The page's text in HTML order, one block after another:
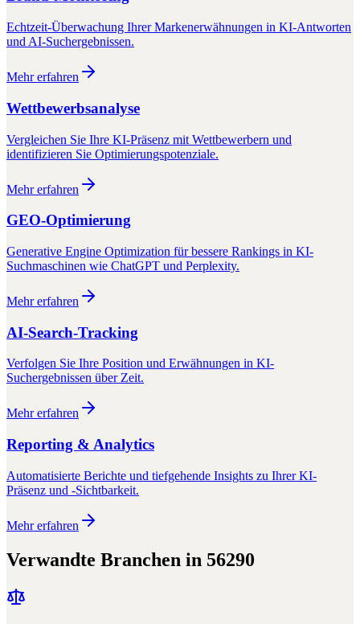
Echtzeit-Überwachung Ihrer Markenerwähnungen in KI-Antworten
und AI-Suchergebnissen.
Mehr erfahren
Wettbewerbsanalyse
Vergleichen Sie Ihre KI-Präsenz mit Wettbewerbern und
identifizieren Sie Optimierungspotenziale.
Mehr erfahren
GEO-Optimierung
Generative Engine Optimization für bessere Rankings in KI-
Suchmaschinen wie ChatGPT und Perplexity.
Mehr erfahren
AI-Search-Tracking
Verfolgen Sie Ihre Position und Erwähnungen in KI-
Suchergebnissen über Zeit.
Mehr erfahren
Reporting & Analytics
Automatisierte Berichte und tiefgehende Insights zu Ihrer KI-
Präsenz und -Sichtbarkeit.
Mehr erfahren
Verwandte Branchen in 56290